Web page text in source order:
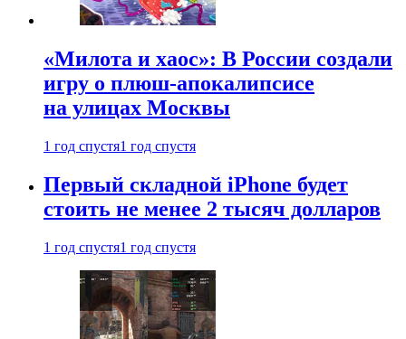
«Милота и хаос»: В России создали
игру о плюш-апокалипсисе
на улицах Москвы
1 год спустя1 год спустя
Первый складной iPhone будет
стоить не менее 2 тысяч долларов
1 год спустя1 год спустя